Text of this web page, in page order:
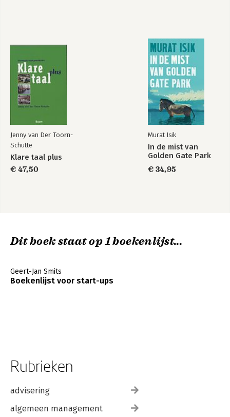
Jenny van Der Toorn-
Schutte
Klare taal plus
€ 47,50
Murat Isik
In de mist van
Golden Gate Park
€ 34,95
Dit boek staat op 1 boekenlijst...
Geert-Jan Smits
Boekenlijst voor start-ups
Rubrieken
advisering
algemeen management